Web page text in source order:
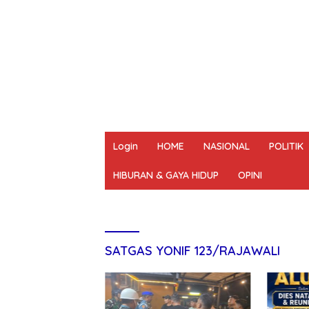
Login HOME NASIONAL POLITIK
HIBURAN & GAYA HIDUP OPINI
SATGAS YONIF 123/RAJAWALI